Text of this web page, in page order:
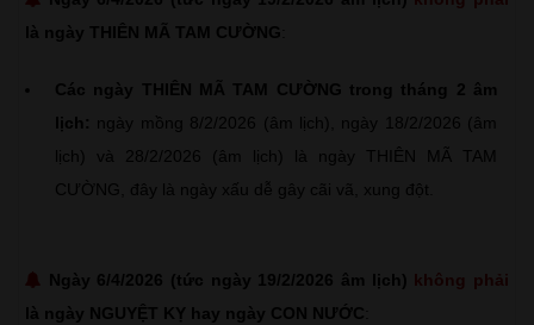
là ngày THIÊN MÃ TAM CƯỜNG
Các ngày THIÊN MÃ TAM CƯỜNG trong tháng 2 âm
lịch: ngày mồng 8/2/2026 (âm lịch), ngày 18/2/2026 (âm
lịch) và 28/2/2026 (âm lịch) là ngày THIÊN MÃ TAM
CƯỜNG, đây là ngày xấu dễ gây cãi vã, xung đột.
Ngày 6/4/2026 (tức ngày 19/2/2026 âm lịch) không phải
là ngày NGUYỆT KỴ hay ngày CON NƯỚC